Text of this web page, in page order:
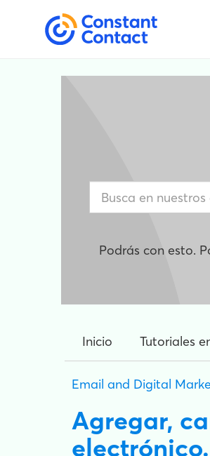
Podrás con esto.
Inicio Tutoriales
Email and Digital
Agregar,
electrónico.